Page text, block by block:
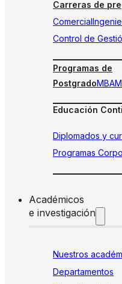
Carreras de
Comercial
Control de
Programas de
PostgradoMBA
Educación
Diplomados y
Programas
Académicos
e investigación
Nuestros
Departamentos